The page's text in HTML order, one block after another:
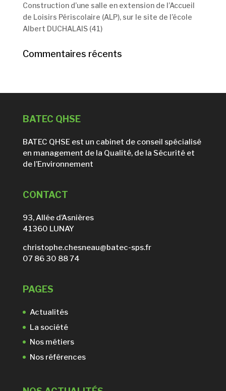
Construction d’une salle en extension de l’Accueil
de Loisirs Périscolaire (ALP), sur le site de l’école
Albert DUCHALAIS (41)
Commentaires récents
BATEC QHSE
BATEC QHSE est un cabinet de conseil spécialisé
en management de la Qualité, de la Sécurité et
de l’Environnement
CONTACT
93, Allée d’Asnières
41360 LUNAY
christophe.chesneau@batec-sps.fr
07 86 30 88 74
PAGES
Actualités
La société
Nos métiers
Nos références